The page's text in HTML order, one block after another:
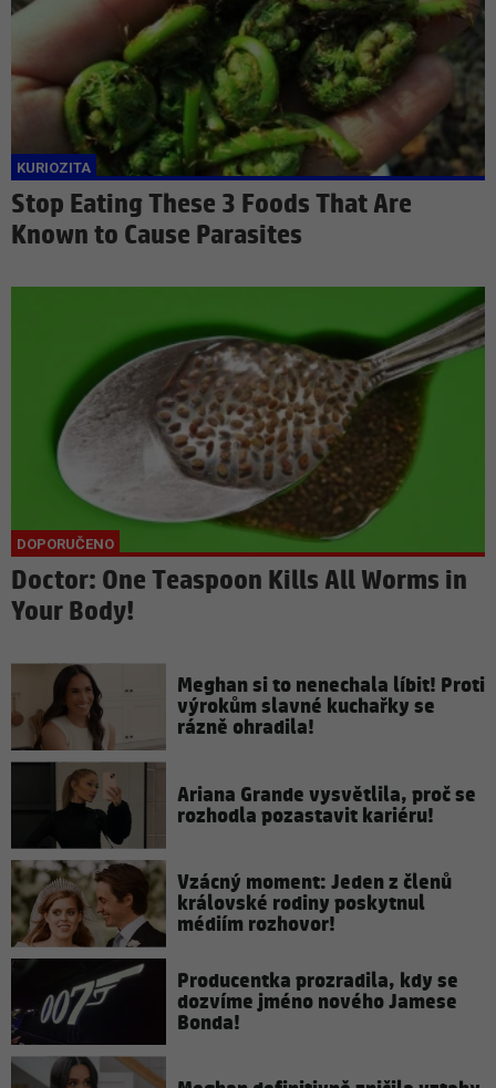
Stop Eating These 3 Foods That Are
Known to Cause Parasites
Doctor: One Teaspoon Kills All Worms in
Your Body!
Meghan si to nenechala líbit! Proti
výrokům slavné kuchařky se
rázně ohradila!
Ariana Grande vysvětlila, proč se
rozhodla pozastavit kariéru!
Vzácný moment: Jeden z členů
královské rodiny poskytnul
médiím rozhovor!
Producentka prozradila, kdy se
dozvíme jméno nového Jamese
Bonda!